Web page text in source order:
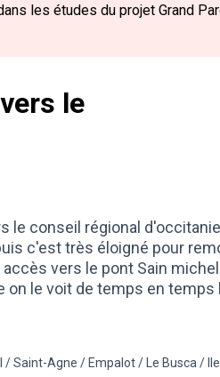
les études du projet Grand
le
le conseil régional
c'est très éloigné pour
vers le pont Sain
le voit de temps en temps
/ Saint-Agne / Empalot / Le Busca /